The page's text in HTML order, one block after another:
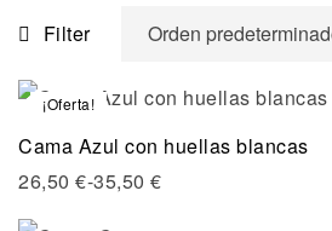
Filter
¡Oferta!
Cama Azul con huellas blancas
26,50 €-35,50 €